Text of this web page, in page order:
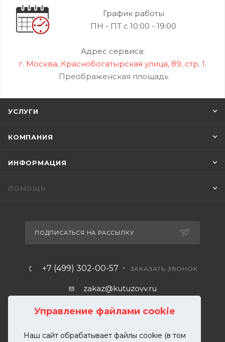
Управление файлами cookie
Наш сайт обрабатывает файлы cookie (в том
График работы
ПН - ПТ с 10:00 - 19:00
Адрес сервиса:
г. Москва, Краснобогатырская улица, 89, стр. 1.
Преображенская площадь
УСЛУГИ
КОМПАНИЯ
ИНФОРМАЦИЯ
ПОМОЩЬ
ПОДПИСАТЬСЯ НА РАССЫЛКУ
+7 (499) 302-00-57 ЗАКАЗАТЬ ЗВОНОК
zakaz@kutuzovv.ru
г. Москва, Краснобогатырская
улица, 89, стр. 1.